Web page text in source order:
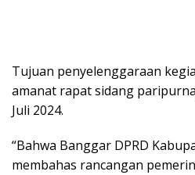
Tujuan penyelenggaraan
amanat rapat sidang
Juli 2024.
“Bahwa Banggar DPRD
membahas rancangan